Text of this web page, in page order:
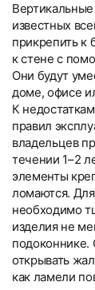
известных
прикрепить к
к стене с
Они будут
доме, офисе
К
правил
владельцев
течении 1–2
элементы
ломаются.
необходимо
изделия не
подоконнике.
открывать
как ламели